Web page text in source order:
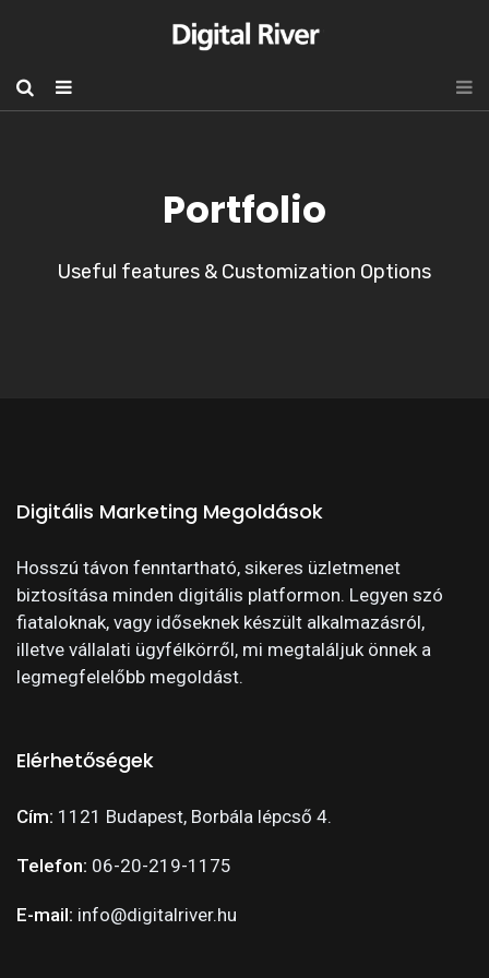
Portfolio
Useful features & Customization Options
Digitális Marketing Megoldások
Hosszú távon fenntartható, sikeres üzletmenet
biztosítása minden digitális platformon. Legyen szó
fiataloknak, vagy időseknek készült alkalmazásról,
illetve vállalati ügyfélkörről, mi megtaláljuk önnek a
legmegfelelőbb megoldást.
Elérhetőségek
Cím: 1121 Budapest, Borbála lépcső 4.
Telefon: 06-20-219-1175
E-mail: info@digitalriver.hu